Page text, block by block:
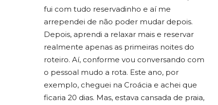
fui com tudo reservadinho e aí me
arrependei de não poder mudar depois.
Depois, aprendi a relaxar mais e reservar
realmente apenas as primeiras noites do
roteiro. Aí, conforme vou conversando com
o pessoal mudo a rota. Este ano, por
exemplo, cheguei na Croácia e achei que
ficaria 20 dias. Mas, estava cansada de praia,